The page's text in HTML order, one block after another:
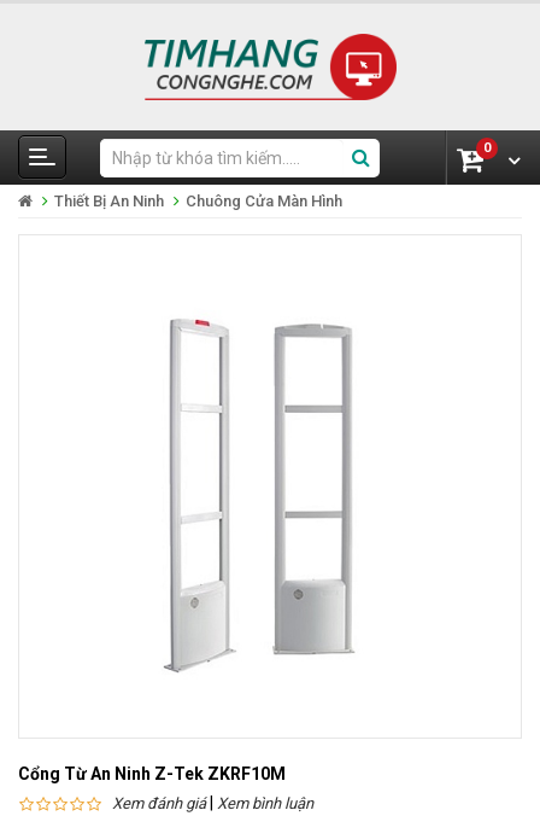
0
Thiết Bị An Ninh Chuông Cửa Màn Hình
Cổng Từ An Ninh Z-Tek ZKRF10M
Xem đánh giá| Xem bình luận